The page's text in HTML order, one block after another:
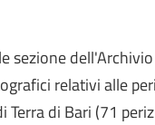
sezione
relativi alle
di Bari (71